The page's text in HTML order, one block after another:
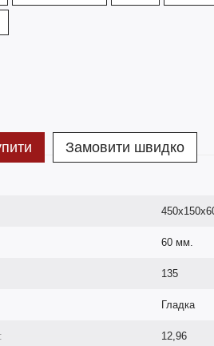
Замовити швидко
60 мм.
135
Гладка
12,96